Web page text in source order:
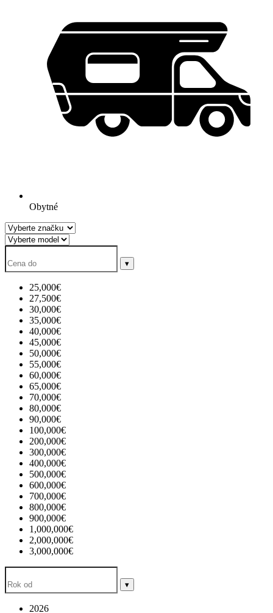
Obytné
▾
25,000€
27,500€
30,000€
35,000€
40,000€
45,000€
50,000€
55,000€
60,000€
65,000€
70,000€
80,000€
90,000€
100,000€
200,000€
300,000€
400,000€
500,000€
600,000€
700,000€
800,000€
900,000€
1,000,000€
2,000,000€
3,000,000€
▾
2026